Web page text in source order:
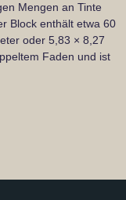
Mengen an Tinte
Block enthält etwa 60
oder 5,83 × 8,27
Faden und ist